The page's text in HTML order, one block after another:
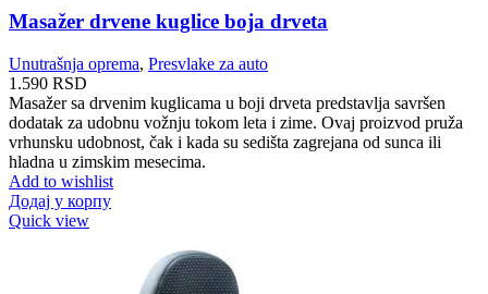
Masažer drvene kuglice boja drveta
Unutrašnja oprema, Presvlake za auto
1.590 RSD
Masažer sa drvenim kuglicama u boji drveta predstavlja savršen
dodatak za udobnu vožnju tokom leta i zime. Ovaj proizvod pruža
vrhunsku udobnost, čak i kada su sedišta zagrejana od sunca ili
hladna u zimskim mesecima.
Add to wishlist
Додај у корпу
Quick view